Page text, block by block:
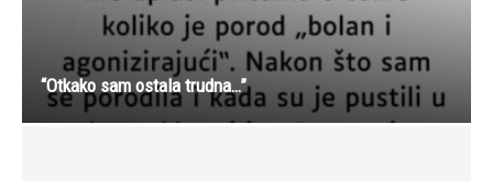
“Otkako sam ostala trudna…”